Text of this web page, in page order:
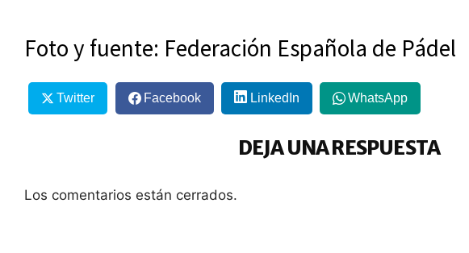
Foto y fuente: Federación Española de Pádel
Twitter Facebook LinkedIn WhatsApp
DEJA UNA RESPUESTA
Los comentarios están cerrados.